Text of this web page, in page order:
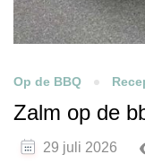
Op de BBQ
Zalm op de
29 juli 2026